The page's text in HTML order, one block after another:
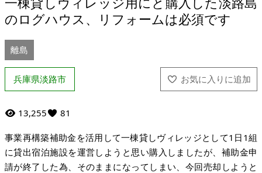
のログハウス、リフォームは必須です
離島
兵庫県淡路市
13,255 81
事業再構築補助金を活用して一棟貸しヴィレッジとして1日1組
に貸出宿泊施設を運営しようと思い購入しましたが、補助金申
請が終了した為、そのままになってしまい、今回売却しようと